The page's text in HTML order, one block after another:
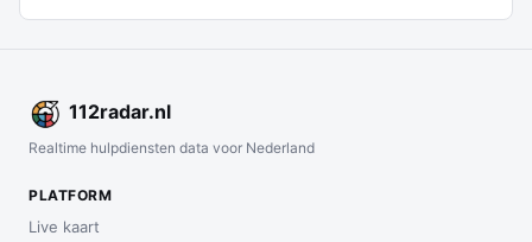
112radar.nl
Realtime hulpdiensten data voor Nederland
PLATFORM
Live kaart